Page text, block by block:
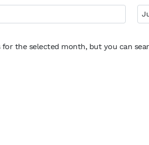
the selected month, but you can